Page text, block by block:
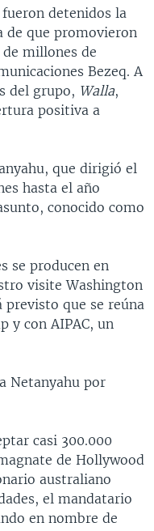
detenidos la
de que promovieron
millones de
Bezeq. A
del grupo, Walla,
positiva a
que dirigió el
hasta el año
conocido como
se producen en
visite Washington
previsto que se reúna
y con AIPAC, un
Netanyahu por
casi 300.000
de Hollywood
australiano
el mandatario
en nombre de